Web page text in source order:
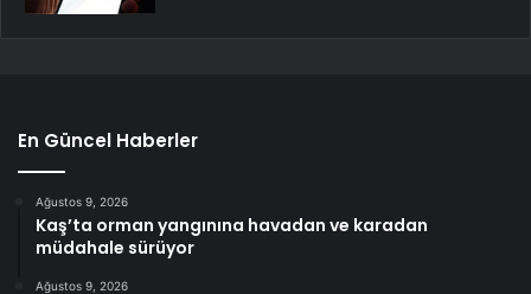
En Güncel Haberler
Ağustos 9, 2026
Kaş’ta orman yangınına havadan ve karadan
müdahale sürüyor
Ağustos 9, 2026